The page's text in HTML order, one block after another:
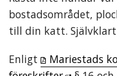
bostadsområdet,
till din katt.
Enligt
Mariestads